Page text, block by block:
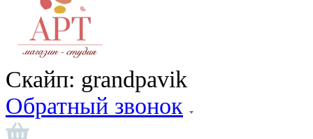
Скайп: grandpavik
Обратный звонок